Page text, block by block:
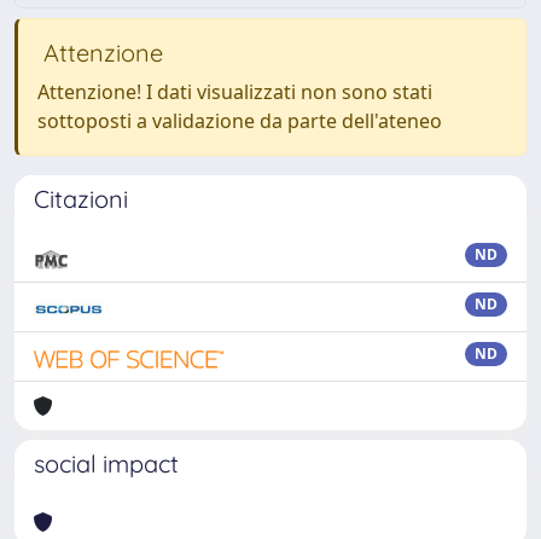
Attenzione
Attenzione! I dati visualizzati non sono stati
sottoposti a validazione da parte dell'ateneo
Citazioni
ND
ND
ND
social impact